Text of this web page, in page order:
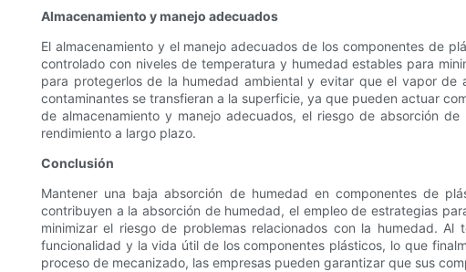
Almacenamiento y manejo adecuados
El almacenamiento y el manejo adecuados de los componentes de
controlado con niveles de temperatura y humedad estables para
para protegerlos de la humedad ambiental y evitar que el vapor
contaminantes se transfieran a la superficie, ya que pueden actuar
de almacenamiento y manejo adecuados, el riesgo de absorción
rendimiento a largo plazo.
Conclusión
Mantener una baja absorción de humedad en componentes de
contribuyen a la absorción de humedad, el empleo de estrategias
minimizar el riesgo de problemas relacionados con la humedad.
funcionalidad y la vida útil de los componentes plásticos, lo que
proceso de mecanizado, las empresas pueden garantizar que sus